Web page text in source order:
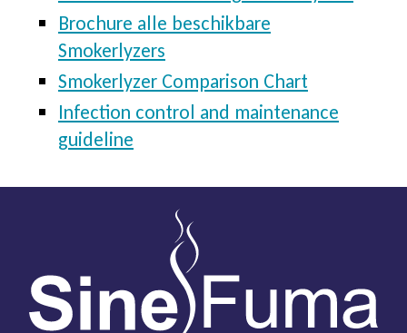
Brochure alle beschikbare
Smokerlyzers
Smokerlyzer Comparison Chart
Infection control and maintenance
guideline